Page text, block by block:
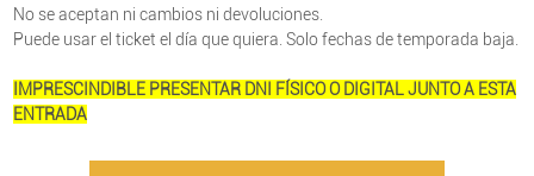
No se aceptan ni cambios ni devoluciones.
Puede usar el ticket el día que quiera. Solo fechas de temporada baja.
IMPRESCINDIBLE PRESENTAR DNI FÍSICO O DIGITAL JUNTO A ESTA
ENTRADA